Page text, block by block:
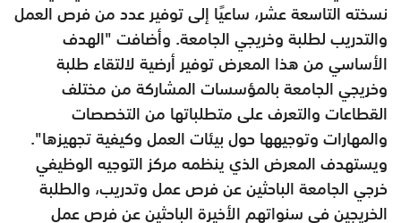
نسخته التاسعة عشر، ساعيًا إلى توفير عدد من فرص العمل
والتدريب لطلبة وخريجي الجامعة. وأضافت "الهدف
الأساسي من هذا المعرض توفير أرضية لالتقاء طلبة
وخريجي الجامعة بالمؤسسات المشاركة من مختلف
القطاعات والتعرف على متطلباتها من التخصصات
والمهارات وتوجيهها حول بيئات العمل وكيفية تجهيزها".
ويستهدف المعرض الذي ينظمه مركز التوجيه الوظيفي
خرجي الجامعة الباحثين عن فرص عمل وتدريب، والطلبة
الخريجين في سنواتهم الأخيرة الباحثين عن فرص عمل